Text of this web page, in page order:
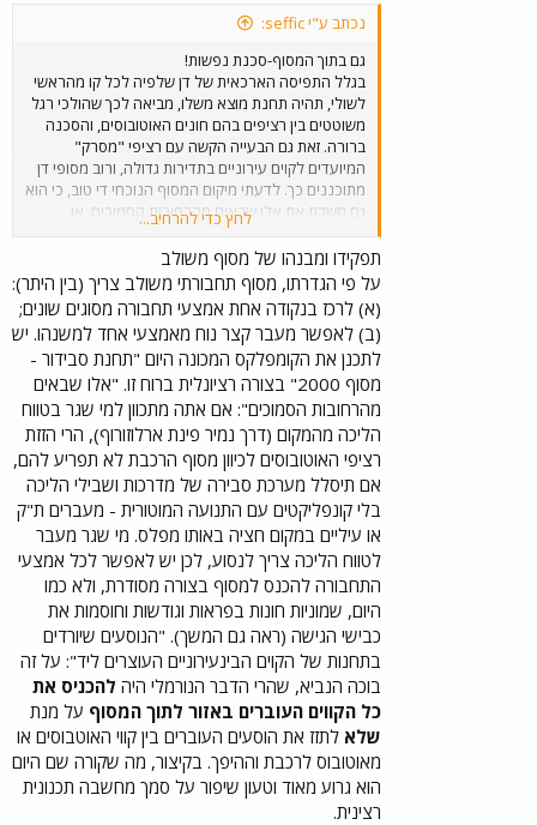
נכתב ע"י seffic:
גם בתוך המסוף-סכנת נפשות!
בגלל התפיסה הארכאית של דן שלפיה לכל קו מהראשי
לשולי, תהיה תחנת מוצא משלו, מביאה לכך שהולכי רגל
משוטטים בין רציפים בהם חונים האוטובוסים, והסכנה
ברורה. זאת גם הבעייה הקשה עם רציפי "מסרק"
המיועדים לקוים עירוניים בתדירות גדולה, ורוב מסופי דן
מתוכננים כך. לדעתי מיקום המסוף הנוכחי די טוב, כי הוא
גם משרת את אלו שבאים מהרחובות הסמוכים, או
הנוסעים שיורדים בתחנות של הקוים הבינעירוננים
העוצרים ליד. לגבי המעבר של נוסעי הרכבת למסוף, אני
מסכים שכיום ההליכה למסוף בעייתית, ולו רק בגלל
חציית הכבישים המסוכנת והמעבר בין הרציפים עצמם.
יש להקים "מעבר בטוח" (אולי תת-קרקעי), ואת מבנה
המסוף עצמו לשנות לגמרי, כלומר לבנות גם רציפי
"שיניים". ממילא המדיניות כיום לצמצם את פעילותם של
המיפרקיים, כך שבעיית התימרון במסוף לא כזאת קריטית.
לחץ כדי להרחיב...
תפקידו ומבנהו של מסוף משולב
על פי הגדרתו, מסוף תחבורתי משולב צריך (בין היתר):
(א) לרכז בנקודה אחת אמצעי תחבורה מסוגים שונים;
(ב) לאפשר מעבר קצר נוח מאמצעי אחד למשנהו. יש
לתכנן את הקומפלקס המכונה היום "תחנת סבידור -
מסוף 2000" בצורה רציונלית ברוח זו. "אלו שבאים
מהרחובות הסמוכים": אם אתה מתכוון למי שגר בטווח
הליכה מהמקום (דרך נמיר פינת ארלוזורוף), הרי הזזת
רציפי האוטובוסים לכיוון מסוף הרכבת לא תפריע להם,
אם תיסלל מערכת סבירה של מדרכות ושבילי הליכה
בלי קונפליקטים עם התנועה המוטורית - מעברים ת"ק
או עיליים במקום חציה באותו מפלס. מי שגר מעבר
לטווח הליכה צריך לנסוע, לכן יש לאפשר לכל אמצעי
התחבורה להכנס למסוף בצורה מסודרת, ולא כמו
היום, שמוניות חונות בפראות וגודשות וחוסמות את
כבישי הגישה (ראה גם המשך). "הנוסעים שיורדים
בתחנות של הקוים הבינעירוניים העוצרים ליד": על זה
בוכה הנביא, שהרי הדבר הנורמלי היה להכניס את
כל הקווים העוברים באזור לתוך המסוף על מנת
שלא לתזז את הוסעים העוברים בין קווי האוטבוסים או
מאוטובוס לרכבת וההיפך. בקיצור, מה שקורה שם היום
הוא גרוע מאוד וטעון שיפור על סמך מחשבה תכנונית
רצינית.